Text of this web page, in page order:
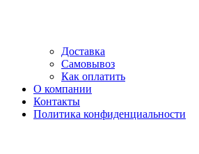
Доставка
Самовывоз
Как оплатить
О компании
Контакты
Политика конфиденциальности